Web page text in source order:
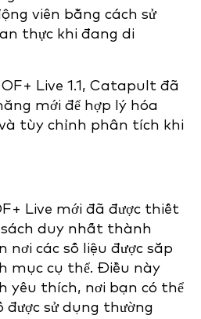
viên bằng cách sử
thực khi đang di
Live 1.1, Catapult đã
mới để hợp lý hóa
tùy chỉnh phân tích khi
Live mới đã được thiết
duy nhất thành
nơi các số liệu được sắp
mục cụ thể. Điều này
yêu thích, nơi bạn có thể
được sử dụng thường